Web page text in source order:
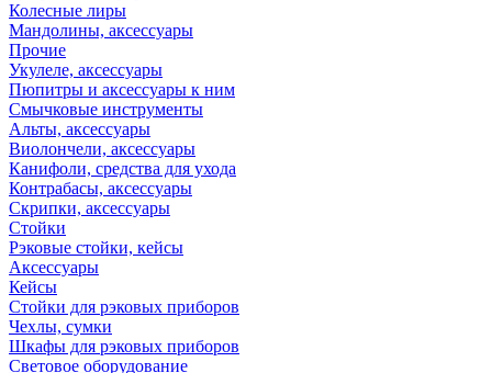
Колесные лиры
Мандолины, аксессуары
Прочие
Укулеле, аксессуары
Пюпитры и аксессуары к ним
Смычковые инструменты
Альты, аксессуары
Виолончели, аксессуары
Канифоли, средства для ухода
Контрабасы, аксессуары
Скрипки, аксессуары
Стойки
Рэковые стойки, кейсы
Аксессуары
Кейсы
Стойки для рэковых приборов
Чехлы, сумки
Шкафы для рэковых приборов
Световое оборудование